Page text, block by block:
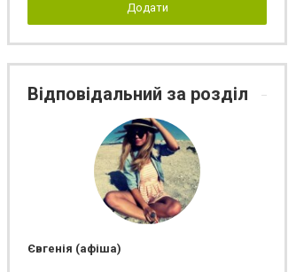
Федерації профспілок України
Додати
Відповідальний за розділ
Євгенія (афіша)